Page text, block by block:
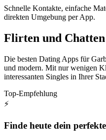
Schnelle Kontakte, einfache
direkten Umgebung per App.
Flirten und
Die besten Dating Apps für
und modern. Mit nur wenigen
interessanten Singles in Ihrer
Top-Empfehlung
⚡
Finde heute dein